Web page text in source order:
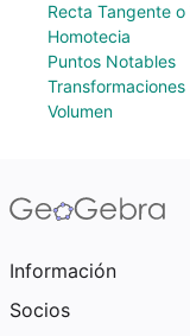
Recta Tangente
Homotecia
Puntos Notables
Volumen
Información
Socios